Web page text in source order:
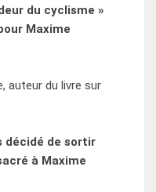
du cyclisme »
Maxime
auteur du livre sur
décidé de sortir
à Maxime